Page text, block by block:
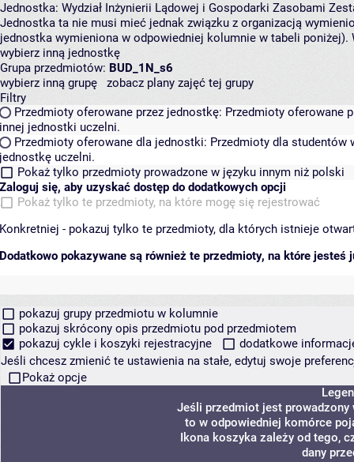
Jednostka: Wydział Inżynierii Lądowej i Gospodarki Zasobami
Jednostka ta nie musi mieć jednak związku z organizacją
jednostka wymieniona w odpowiedniej kolumnie w tabeli
wybierz inną jednostkę
Grupa przedmiotów: BUD_1N_s6
wybierz inną grupę
zobacz plany zajęć tej grupy
Filtry
Przedmioty oferowane przez jednostkę: Przedmioty oferowane
innej jednostki uczelni.
Przedmioty oferowane dla jednostki: Przedmioty dla studentów
jednostkę uczelni.
Pokaż tylko przedmioty prowadzone w języku innym niż polski
Zaloguj się, aby uzyskać dostęp do dodatkowych opcji
Pokaż tylko te przedmioty, na które mogę się rejestrować
Konkretniej - pokazuj tylko te przedmioty, dla których istnieje
Dodatkowo pokazywane są również te przedmioty, na które jesteś
pokazuj grupy przedmiotu w kolumnie
pokazuj skrócony opis przedmiotu pod przedmiotem
pokazuj cykle i koszyki rejestracyjne
dodatkowe
Jeśli chcesz zmienić te ustawienia na stałe, edytuj swoje
Pokaż opcje
Jeśli przedmiot jest prowadzony
to w odpowiedniej komórce
Ikona koszyka zależy od tego,
dany